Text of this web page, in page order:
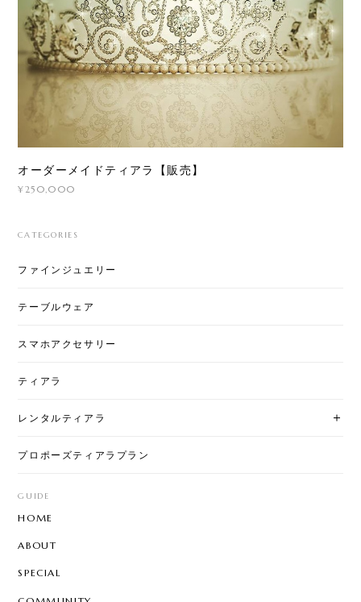
オーダーメイドティアラ【販売】
¥250,000
CATEGORIES
ファインジュエリー
テーブルウェア
スマホアクセサリー
ティアラ
レンタルティアラ
プロポーズティアラプラン
GUIDE
HOME
ABOUT
SPECIAL